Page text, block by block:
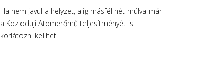
Ha nem javul a helyzet, alig másfél hét múlva már
a Kozloduji Atomerőmű teljesítményét is
korlátozni kellhet.